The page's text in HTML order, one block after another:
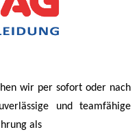
wir per sofort oder nach
und teamfähige
als